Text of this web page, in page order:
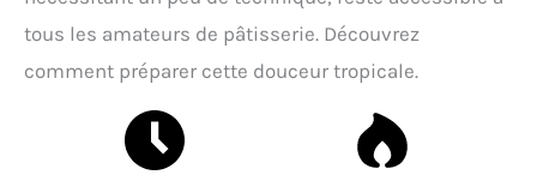
tous les amateurs de pâtisserie. Découvrez
comment préparer cette douceur tropicale.